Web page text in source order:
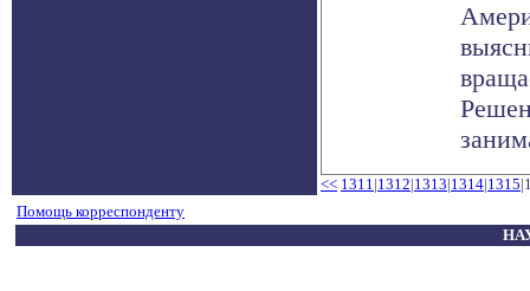
<< 1311|1312|1313|1314|1315
Помощь корреспонденту